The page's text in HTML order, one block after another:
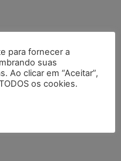
para fornecer a
suas
Ao clicar em “Aceitar”,
os cookies.